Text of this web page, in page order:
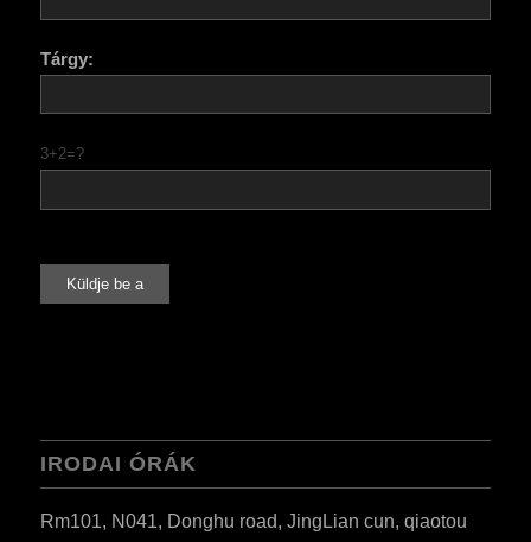
Tárgy:
3+2=?
IRODAI ÓRÁK
Rm101, N041, Donghu road, JingLian cun, qiaotou
FI
NB